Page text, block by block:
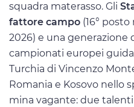
squadra materasso. Gli
fattore campo (16°
2026) e una generazione
campionati europei
Turchia di Vincenzo
Romania e Kosovo nello
mina vagante: due